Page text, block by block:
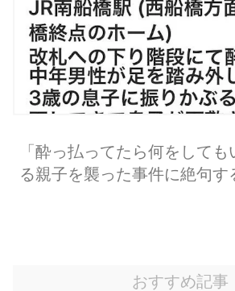
「酔っ払ってたら何をして
る親子を襲った事件に絶句す
おすすめ記事